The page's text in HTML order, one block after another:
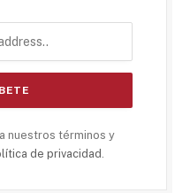
nuestros términos y
de privacidad